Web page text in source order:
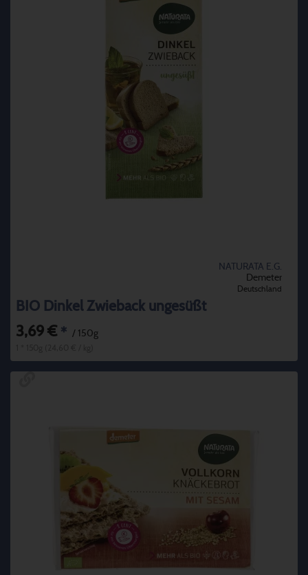
NATURATA E.G.
Demeter
Deutschland
BIO Dinkel Zwieback ungesüßt
3,69 € * / 150g